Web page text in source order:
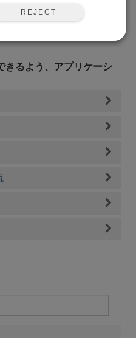
きるよう、アプリケーシ
REJECT